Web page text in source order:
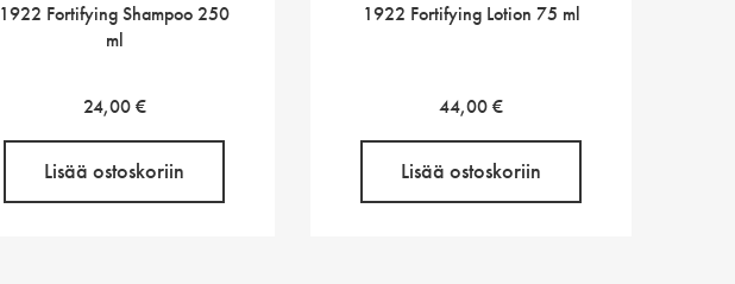
1922 Fortifying Shampoo 250
ml
24,00€
Lisää ostoskoriin
1922 Fortifying Lotion 75 ml
44,00€
Lisää ostoskoriin